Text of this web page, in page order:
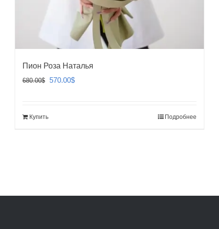
Пион Роза Наталья
680.00$
Первоначальная
570.00$Текущая
Купить Подробнее